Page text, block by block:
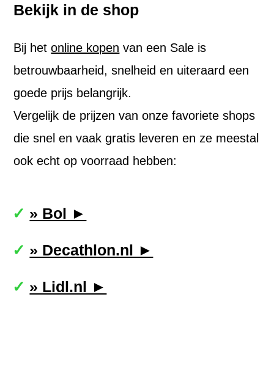
Bekijk in de shop
Bij hetonline kopen van een Sale is
betrouwbaarheid, snelheid en uiteraard een
goede prijs belangrijk.
Vergelijk de prijzen van onze favoriete shops
die snel en vaak gratis leveren en ze meestal
ook echt op voorraad hebben:
» Bol ►
» Decathlon.nl ►
» Lidl.nl ►